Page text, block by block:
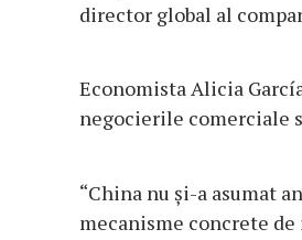
director global al
Economista Alicia
negocierile comerciale
“China nu şi-a asumat
mecanisme concrete